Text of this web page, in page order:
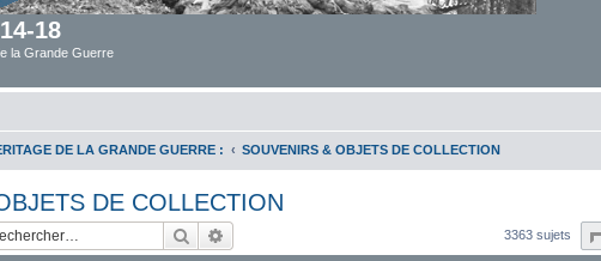
18
la Grande Guerre
DE LA GRANDE GUERRE : SOUVENIRS & OBJETS DE COLLECTION
DE COLLECTION
Rechercher 3363 sujets